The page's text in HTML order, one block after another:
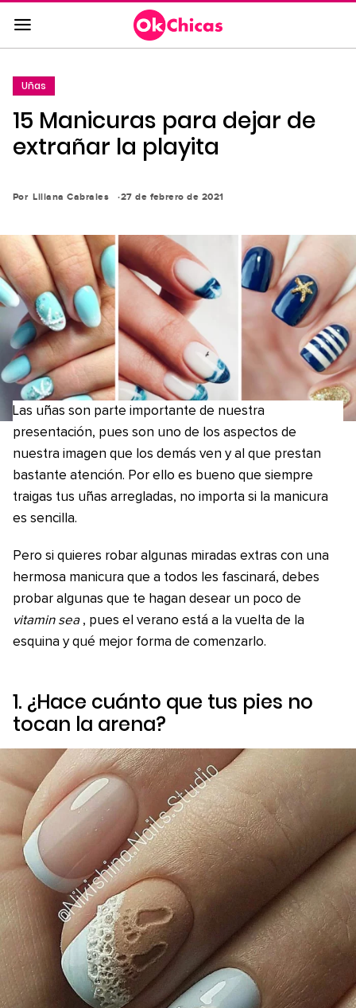
Saltar
al
contenido
la
navegación
Uñas
15 Manicuras para dejar de
extrañar la playita
Por Liliana Cabrales 27 de febrero de 2021
Las uñas son parte importante de nuestra
presentación, pues son uno de los aspectos de
nuestra imagen que los demás ven y al que prestan
bastante atención. Por ello es bueno que siempre
traigas tus uñas arregladas, no importa si la manicura
es sencilla.
Pero si quieres robar algunas miradas extras con una
hermosa manicura que a todos les fascinará, debes
probar algunas que te hagan desear un poco de
vitamin sea , pues el verano está a la vuelta de la
esquina y qué mejor forma de comenzarlo.
1. ¿Hace cuánto que tus pies no
tocan la arena?